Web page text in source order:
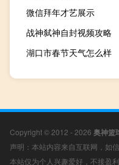
微信拜年才艺展示
战神弑神自封视频攻略
湖口市春节天气怎么样
Copyright © 2012 - 2026 奥神篮
声明：本站内容来自互联网，如
本站仅为个人兴趣爱好，不接盈